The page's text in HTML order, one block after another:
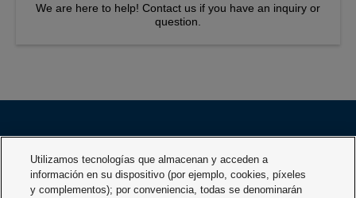
We are here to help! Contact us if you have an inquiry or
question.
PRODUCTOS INDUSTRIES
Utilizamos tecnologías que almacenan y acceden a
información en su dispositivo (por ejemplo, cookies, píxeles
y complementos); por conveniencia, todas se denominarán